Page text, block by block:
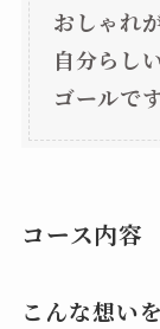
おしゃれ
自分らし
ゴールです
コース内容
こんな想い